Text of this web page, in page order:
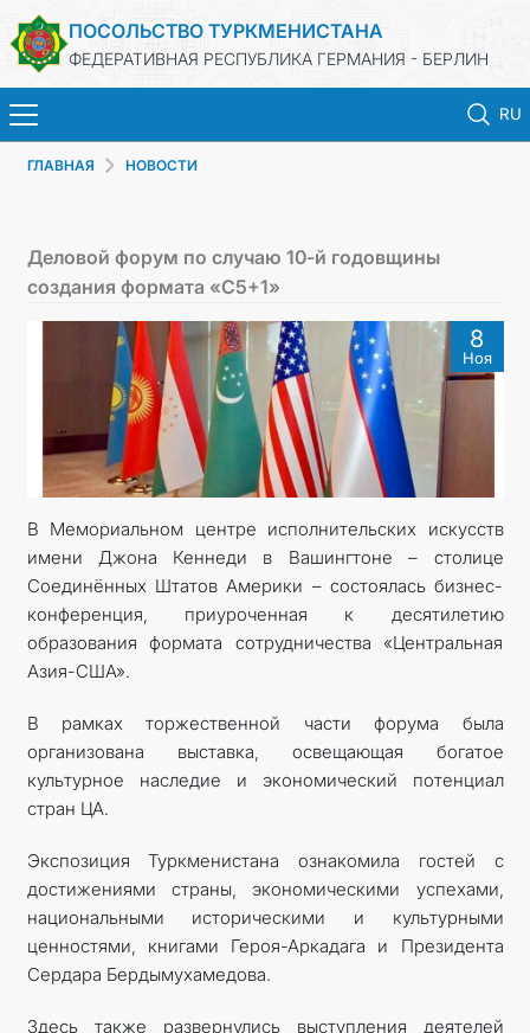
ПОСОЛЬСТВО ТУРКМЕНИСТАНА
ФЕДЕРАТИВНАЯ РЕСПУБЛИКА ГЕРМАНИЯ - БЕРЛИН
RU
ТУРКМЕНИСТАН
КОНСУЛЬСКИЙ ОТДЕЛ
ИНВЕСТИЦИИ В ТУРКМЕНИСТАН
КОНТАКТНЫЕ ДАННЫЕ
ГЛАВНАЯ НОВОСТИ
Деловой форум по случаю 10-й годовщины
создания формата «С5+1»
8
Ноя
В Мемориальном центре исполнительских искусств
имени Джона Кеннеди в Вашингтоне – столице
Соединённых Штатов Америки – состоялась бизнес-
конференция, приуроченная к десятилетию
образования формата сотрудничества «Центральная
Азия-США».
В рамках торжественной части форума была
организована выставка, освещающая богатое
культурное наследие и экономический потенциал
стран ЦА.
Экспозиция Туркменистана ознакомила гостей с
достижениями страны, экономическими успехами,
национальными историческими и культурными
ценностями, книгами Героя-Аркадага и Президента
Сердара Бердымухамедова.
Здесь также развернулись выступления деятелей